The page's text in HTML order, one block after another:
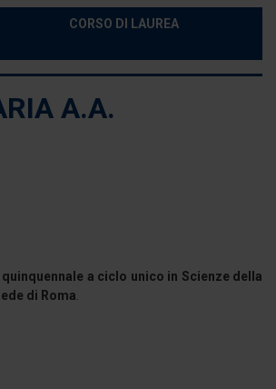
CORSO DI LAUREA
A.A.
a ciclo unico in Scienze della
di Roma